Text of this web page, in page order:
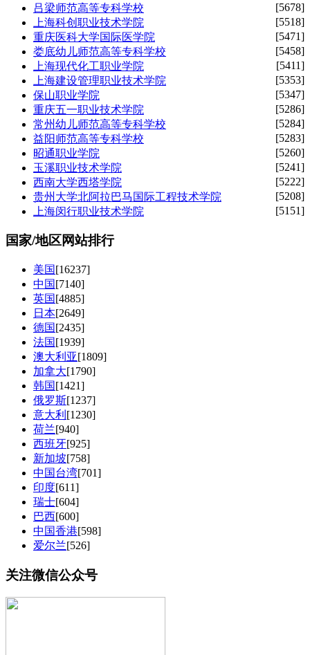
吕梁师范高等专科学校
[5678]
上海科创职业技术学院
[5518]
重庆医科大学国际医学院
[5471]
娄底幼儿师范高等专科学校
[5458]
上海现代化工职业学院
[5411]
上海建设管理职业技术学院
[5353]
保山职业学院
[5347]
重庆五一职业技术学院
[5286]
常州幼儿师范高等专科学校
[5284]
益阳师范高等专科学校
[5283]
昭通职业学院
[5260]
玉溪职业技术学院
[5241]
西南大学西塔学院
[5222]
贵州大学北阿拉巴马国际工程技术学院
[5208]
上海闵行职业技术学院
[5151]
国家/地区网站排行
美国[16237]
中国[7140]
英国[4885]
日本[2649]
德国[2435]
法国[1939]
澳大利亚[1809]
加拿大[1790]
韩国[1421]
俄罗斯[1237]
意大利 [1230]
荷兰[940]
西班牙[925]
新加坡[758]
中国台湾[701]
印度[611]
瑞士[604]
巴西[600]
中国香港[598]
爱尔兰[526]
关注微信公众号